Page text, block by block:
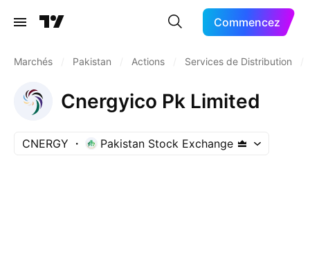
Commencez
Marchés Pakistan Actions Services de Distribution
Cnergyico Pk Limited
CNERGY Pakistan Stock Exchange